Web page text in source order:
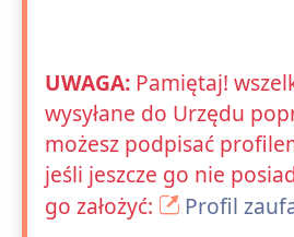
UWAGA: Pamiętaj!
wysyłane do Urzędu
możesz podpisać
jeśli jeszcze go nie
go założyć:
Profil